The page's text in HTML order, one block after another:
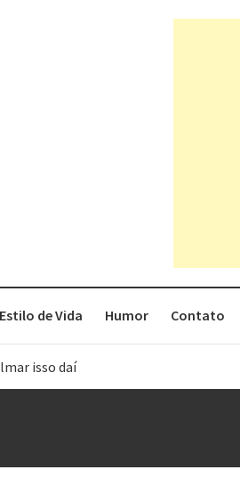
Estilo de Vida Humor Contato
isso daí
é o segredo do sucesso
prega o “direito à tristeza”